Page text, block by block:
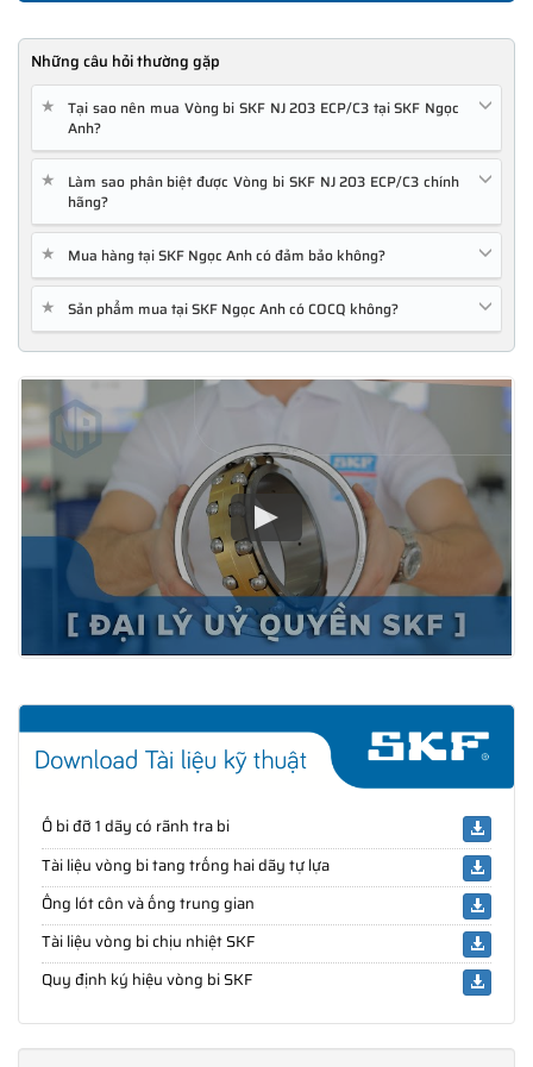
Những câu hỏi thường gặp
★
Tại sao nên mua Vòng bi SKF NJ 203 ECP/C3 tại SKF Ngọc
Anh?
★
Làm sao phân biệt được Vòng bi SKF NJ 203 ECP/C3 chính
hãng?
★ Mua hàng tại SKF Ngọc Anh có đảm bảo không?
★ Sản phẩm mua tại SKF Ngọc Anh có COCQ không?
Ổ bi đỡ 1 dãy có rãnh tra bi
Tài liệu vòng bi tang trống hai dãy tự lựa
Ống lót côn và ống trung gian
Tài liệu vòng bi chịu nhiệt SKF
Quy định ký hiệu vòng bi SKF